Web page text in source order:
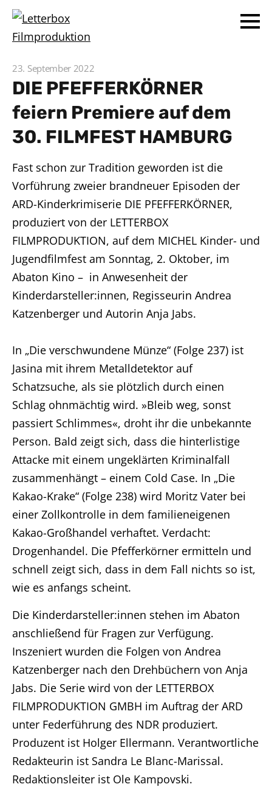
23. September 2022
DIE PFEFFERKÖRNER
feiern Premiere auf dem
30. FILMFEST HAMBURG
Fast schon zur Tradition geworden ist die
Vorführung zweier brandneuer Episoden der
ARD-Kinderkrimiserie DIE PFEFFERKÖRNER,
produziert von der LETTERBOX
FILMPRODUKTION, auf dem MICHEL Kinder- und
Jugendfilmfest am Sonntag, 2. Oktober, im
Abaton Kino – in Anwesenheit der
Kinderdarsteller:innen, Regisseurin Andrea
Katzenberger und Autorin Anja Jabs.
In „Die verschwundene Münze“ (Folge 237) ist
Jasina mit ihrem Metalldetektor auf
Schatzsuche, als sie plötzlich durch einen
Schlag ohnmächtig wird. »Bleib weg, sonst
passiert Schlimmes«, droht ihr die unbekannte
Person. Bald zeigt sich, dass die hinterlistige
Attacke mit einem ungeklärten Kriminalfall
zusammenhängt – einem Cold Case. In „Die
Kakao-Krake“ (Folge 238) wird Moritz Vater bei
einer Zollkontrolle in dem familieneigenen
Kakao-Großhandel verhaftet. Verdacht:
Drogenhandel. Die Pfefferkörner ermitteln und
schnell zeigt sich, dass in dem Fall nichts so ist,
wie es anfangs scheint.
Die Kinderdarsteller:innen stehen im Abaton
anschließend für Fragen zur Verfügung.
Inszeniert wurden die Folgen von Andrea
Katzenberger nach den Drehbüchern von Anja
Jabs. Die Serie wird von der LETTERBOX
FILMPRODUKTION GMBH im Auftrag der ARD
unter Federführung des NDR produziert.
Produzent ist Holger Ellermann. Verantwortliche
Redakteurin ist Sandra Le Blanc-Marissal.
Redaktionsleiter ist Ole Kampovski.
Home
Unternehmen
Produktionen
Presse
Karriere